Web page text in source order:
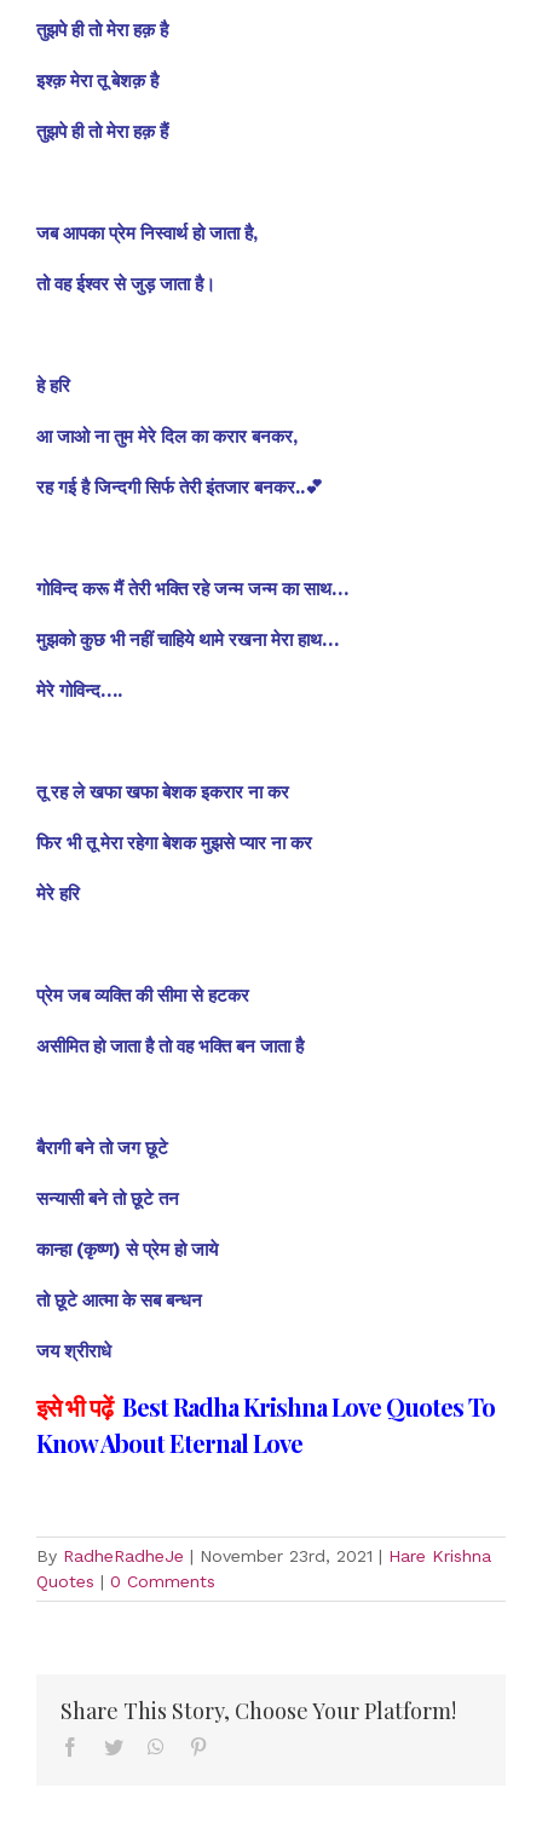
तुझपे ही तो मेरा हक़ है
इश्क़ मेरा तू बेशक़ है
तुझपे ही तो मेरा हक़ हैं
जब आपका प्रेम निस्वार्थ हो जाता है,
तो वह ईश्वर से जुड़ जाता है।
हे हरि
आ जाओ ना तुम मेरे दिल का करार बनकर,
रह गई है जिन्दगी सिर्फ तेरी इंतजार बनकर..💕
गोविन्द करू मैं तेरी भक्ति रहे जन्म जन्म का साथ…
मुझको कुछ भी नहीं चाहिये थामे रखना मेरा हाथ…
मेरे गोविन्द….
तू रह ले खफा खफा बेशक इकरार ना कर
फिर भी तू मेरा रहेगा बेशक मुझसे प्यार ना कर
मेरे हरि
प्रेम जब व्यक्ति की सीमा से हटकर
असीमित हो जाता है तो वह भक्ति बन जाता है
बैरागी बने तो जग छूटे
सन्यासी बने तो छूटे तन
कान्हा (कृष्ण) से प्रेम हो जाये
तो छूटे आत्मा के सब बन्धन
जय श्रीराधे
इसे भी पढ़ें Best Radha Krishna Love Quotes To
Know About Eternal Love
By RadheRadheJe | November 23rd, 2021 | Hare Krishna
Quotes | 0 Comments
Share This Story, Choose Your Platform!
Facebook
Twitter WhatsApp